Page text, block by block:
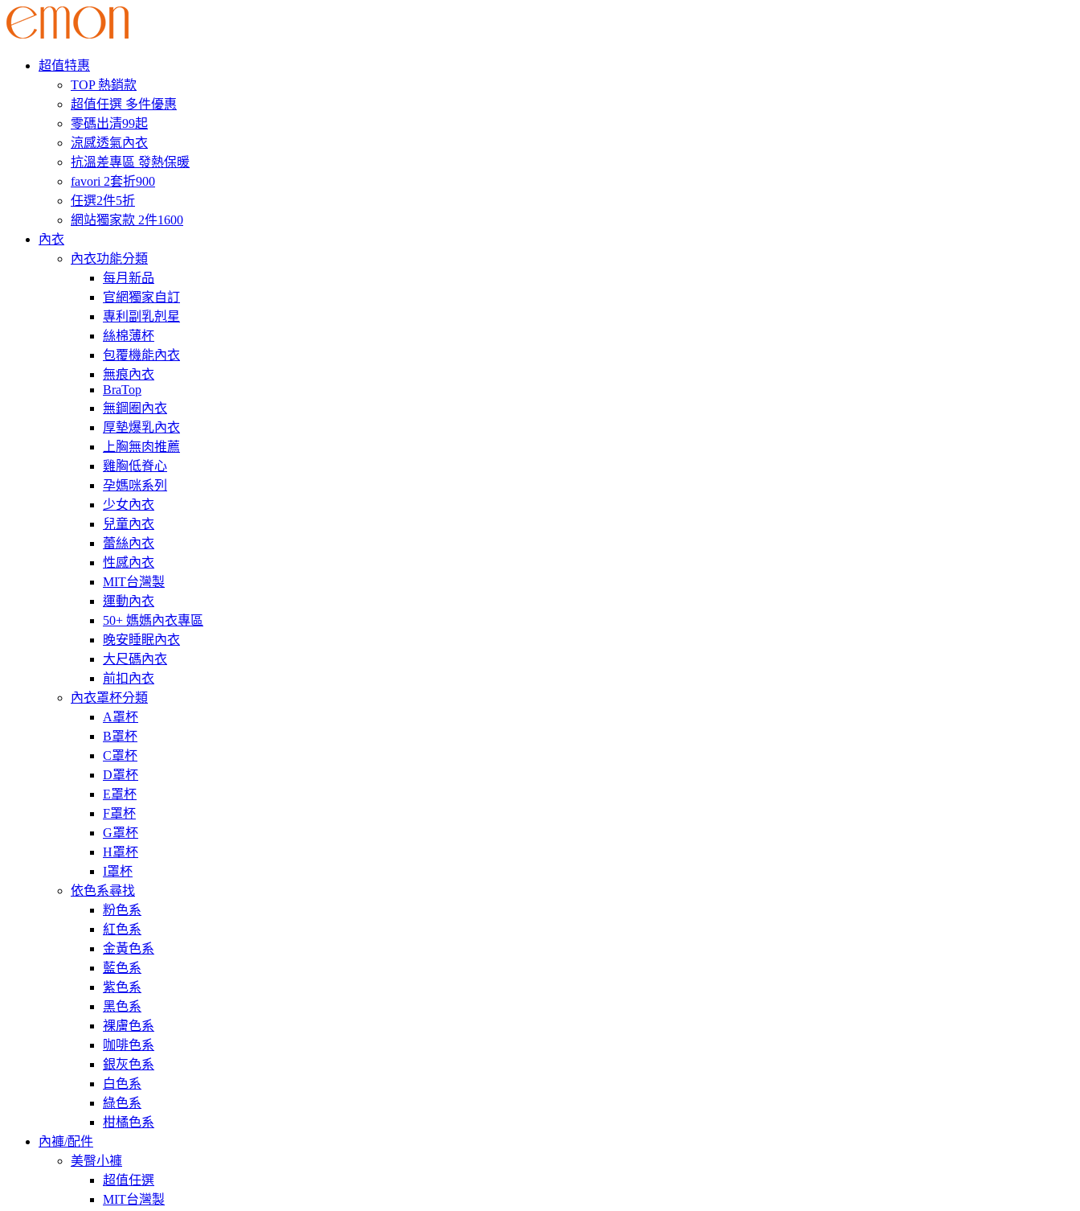
超值特惠
TOP 熱銷款
超值任選 多件優惠
零碼出清99起
涼感透氣內衣
抗溫差專區 發熱保暖
favori 2套折900
任選2件5折
網站獨家款 2件1600
內衣
內衣功能分類
每月新品
官網獨家自訂
專利副乳剋星
絲棉薄杯
包覆機能內衣
無痕內衣
BraTop
無鋼圈內衣
厚墊爆乳內衣
上胸無肉推薦
雞胸低脊心
孕媽咪系列
少女內衣
兒童內衣
蕾絲內衣
性感內衣
MIT台灣製
運動內衣
50+ 媽媽內衣專區
晚安睡眠內衣
大尺碼內衣
前扣內衣
內衣罩杯分類
A罩杯
B罩杯
C罩杯
D罩杯
E罩杯
F罩杯
G罩杯
H罩杯
I罩杯
依色系尋找
粉色系
紅色系
金黃色系
藍色系
紫色系
黑色系
裸膚色系
咖啡色系
銀灰色系
白色系
綠色系
柑橘色系
內褲/配件
美臀小褲
超值任選
MIT台灣製